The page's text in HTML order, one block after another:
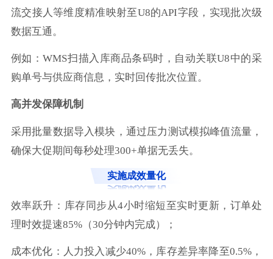
流交接人等维度精准映射至U8的API字段，实现批次级
数据互通。
例如：WMS扫描入库商品条码时，自动关联U8中的采
购单号与供应商信息，实时回传批次位置。
高并发保障机制
采用批量数据导入模块，通过压力测试模拟峰值流量，
确保大促期间每秒处理300+单据无丢失。
实施成效量化
效率跃升：库存同步从4小时缩短至实时更新，订单处
理时效提速85%（30分钟内完成）；
成本优化：人力投入减少40%，库存差异率降至0.5%，